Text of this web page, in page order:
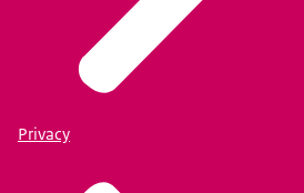
Privacy